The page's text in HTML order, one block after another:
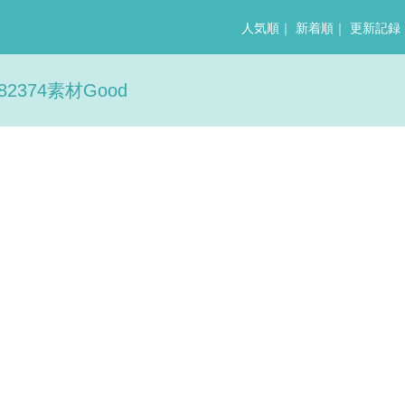
人気順 ｜ 新着順 ｜ 更新記録
素材Good